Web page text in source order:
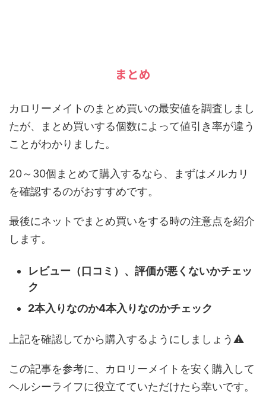
まとめ
カロリーメイトのまとめ買いの最安値を調査しまし
たが、まとめ買いする個数によって値引き率が違う
ことがわかりました。
20～30個まとめて購入するなら、まずはメルカリ
を確認するのがおすすめです。
最後にネットでまとめ買いをする時の注意点を紹介
します。
レビュー（口コミ）、評価が悪くないかチェッ
ク
2本入りなのか4本入りなのかチェック
上記を確認してから購入するようにしましょう⚠
この記事を参考に、カロリーメイトを安く購入して
ヘルシーライフに役立てていただけたら幸いです。